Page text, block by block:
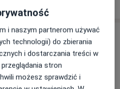
Umów wizytę
i naszym partnerom używać
technologii) do zbierania
i dostarczania treści w
stron
możesz sprawdzić i